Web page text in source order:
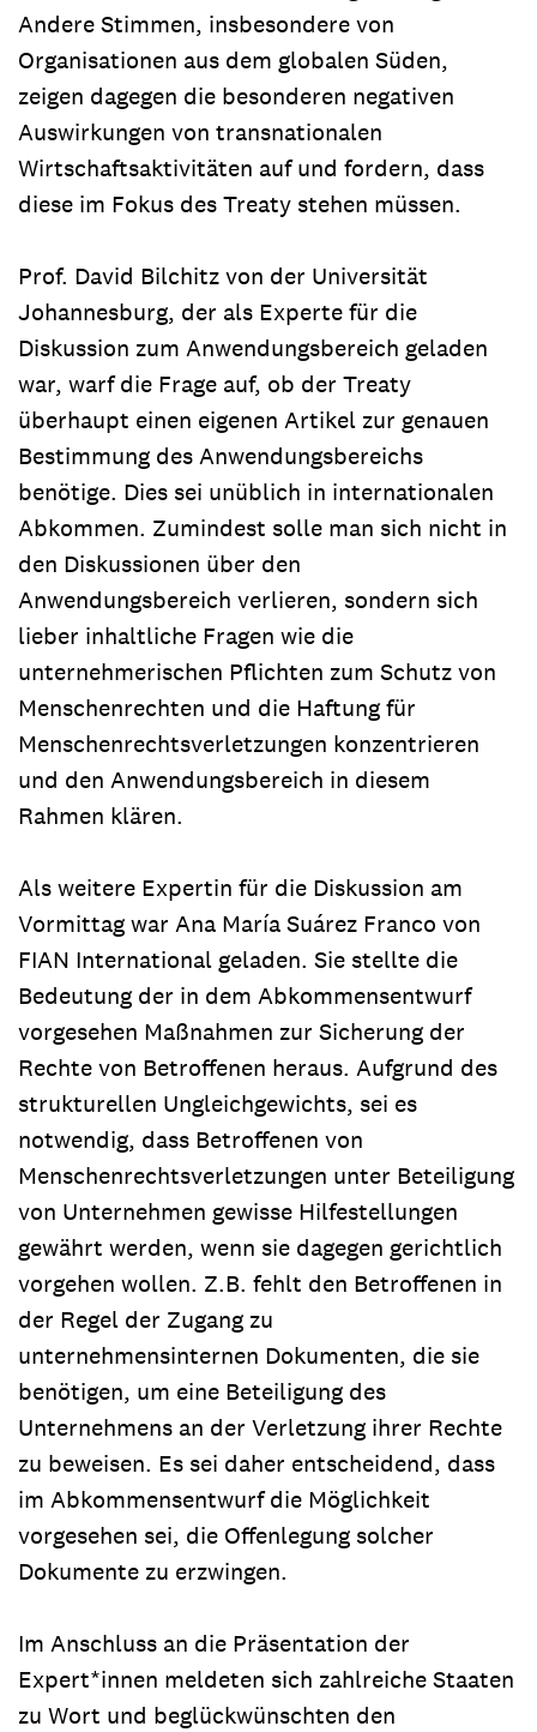
Andere Stimmen, insbesondere von
Organisationen aus dem globalen Süden,
zeigen dagegen die besonderen negativen
Auswirkungen von transnationalen
Wirtschaftsaktivitäten auf und fordern, dass
diese im Fokus des Treaty stehen müssen.
Prof. David Bilchitz von der Universität
Johannesburg, der als Experte für die
Diskussion zum Anwendungsbereich geladen
war, warf die Frage auf, ob der Treaty
überhaupt einen eigenen Artikel zur genauen
Bestimmung des Anwendungsbereichs
benötige. Dies sei unüblich in internationalen
Abkommen. Zumindest solle man sich nicht in
den Diskussionen über den
Anwendungsbereich verlieren, sondern sich
lieber inhaltliche Fragen wie die
unternehmerischen Pflichten zum Schutz von
Menschenrechten und die Haftung für
Menschenrechtsverletzungen konzentrieren
und den Anwendungsbereich in diesem
Rahmen klären.
Als weitere Expertin für die Diskussion am
Vormittag war Ana María Suárez Franco von
FIAN International geladen. Sie stellte die
Bedeutung der in dem Abkommensentwurf
vorgesehen Maßnahmen zur Sicherung der
Rechte von Betroffenen heraus. Aufgrund des
strukturellen Ungleichgewichts, sei es
notwendig, dass Betroffenen von
Menschenrechtsverletzungen unter Beteiligung
von Unternehmen gewisse Hilfestellungen
gewährt werden, wenn sie dagegen gerichtlich
vorgehen wollen. Z.B. fehlt den Betroffenen in
der Regel der Zugang zu
unternehmensinternen Dokumenten, die sie
benötigen, um eine Beteiligung des
Unternehmens an der Verletzung ihrer Rechte
zu beweisen. Es sei daher entscheidend, dass
im Abkommensentwurf die Möglichkeit
vorgesehen sei, die Offenlegung solcher
Dokumente zu erzwingen.
Im Anschluss an die Präsentation der
Expert*innen meldeten sich zahlreiche Staaten
zu Wort und beglückwünschten den